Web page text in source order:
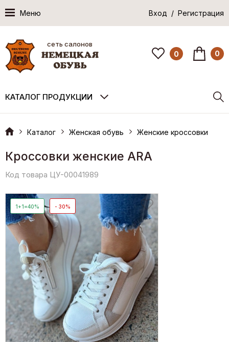
Меню Вход / Регистрация
сеть салонов
0 0
КАТАЛОГ ПРОДУКЦИИ
Каталог Женская обувь Женские кроссовки
Кроссовки женские ARA
Код товара ЦУ-00041989
1+1=40% - 30%